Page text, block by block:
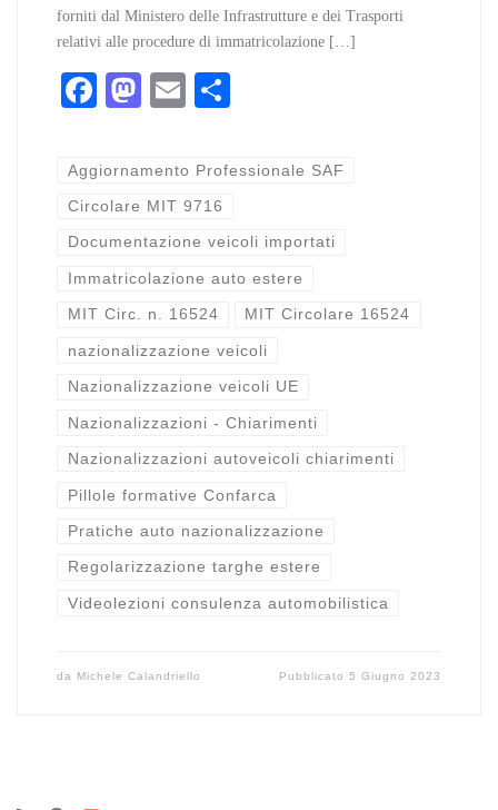
forniti dal Ministero delle Infrastrutture e dei Trasporti
relativi alle procedure di immatricolazione […]
Fa
bo
ok
M
to
do
n
E
ail di
di
Aggiornamento Professionale SAF
Circolare MIT 9716
Documentazione veicoli importati
Immatricolazione auto estere
MIT Circ. n. 16524 MIT Circolare 16524
nazionalizzazione veicoli
Nazionalizzazione veicoli UE
Nazionalizzazioni - Chiarimenti
Nazionalizzazioni autoveicoli chiarimenti
Pillole formative Confarca
Pratiche auto nazionalizzazione
Regolarizzazione targhe estere
Videolezioni consulenza automobilistica
da Michele Calandriello Pubblicato5 Giugno 2023